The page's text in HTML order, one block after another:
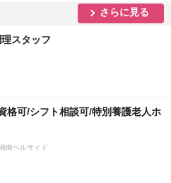
さらに見る
スタッフ
格可/シフト相談可/特別養護老人ホ
南ベルサイド